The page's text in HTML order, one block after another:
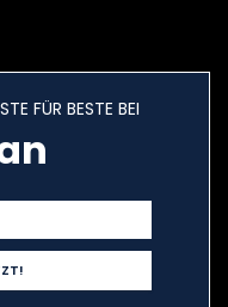
FÜR BESTE BEI